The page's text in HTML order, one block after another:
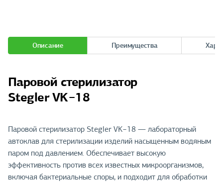
Описание Преимущества
Паровой стерилизатор
Stegler VK−18
Паровой стерилизатор Stegler VK−18 — лабораторный
автоклав для стерилизации изделий насыщенным водяным
паром под давлением. Обеспечивает высокую
эффективность против всех известных микроорганизмов,
включая бактериальные споры, и подходит для обработки